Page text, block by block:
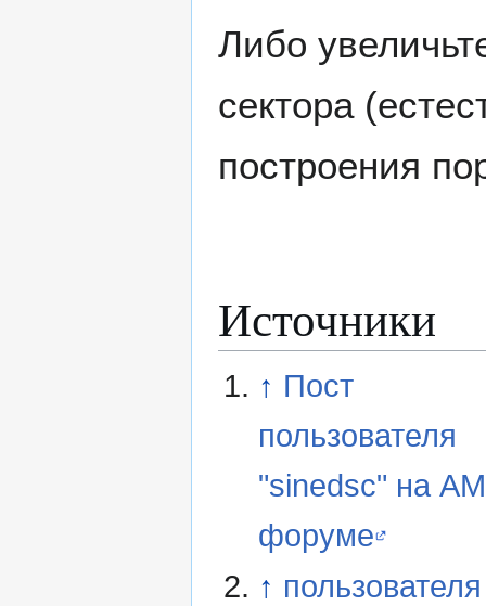
Либо
сектора
построения
Источники
↑ Пост
пользователя
"sinedsc" на
форуме
↑ пользователя